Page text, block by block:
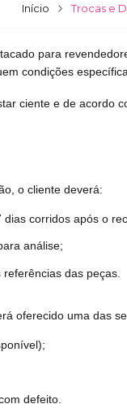
Início Trocas e
para
condições
ciente e de acordo
o cliente deverá:
após o
análise;
das peças.
oferecido uma das
defeito.